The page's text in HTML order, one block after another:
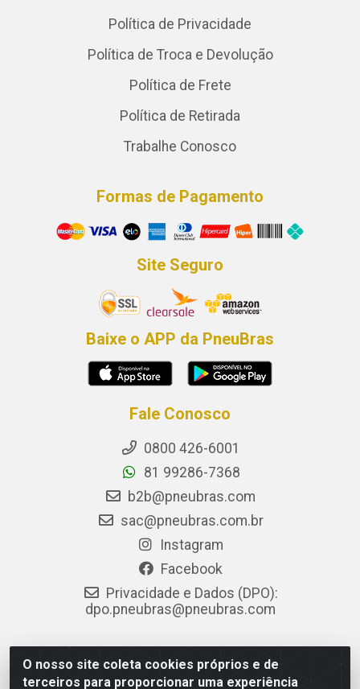
O nosso site coleta cookies próprios e de
terceiros para proporcionar uma experiência
Política de Privacidade
Política de Troca e Devolução
Política de Frete
Política de Retirada
Trabalhe Conosco
Formas de Pagamento
Site Seguro
Baixe o APP da PneuBras
Fale Conosco
0800 426-6001
81 99286-7368
b2b@pneubras.com
sac@pneubras.com.br
Instagram
Facebook
Privacidade e Dados (DPO):
dpo.pneubras@pneubras.com
PneuBras - Rodovia BR-101, KM 82 - Prazeres, Jaboatão dos